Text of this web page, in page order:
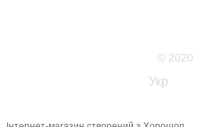
© 2020
Укр